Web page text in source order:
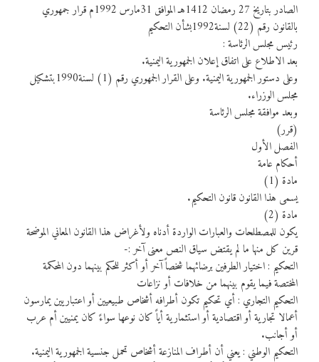
الصادر بتاريخ 27 رمضان 1412هـ الموافق 31مارس 1992م قرار جمهوري
بالقانون رقم (22) لسنة1992بشأن التحكيم
رئيس مجلس الرئاسة :
بعد الاطلاع على اتفاق إعلان الجمهورية اليمنية.
وعلى دستور الجمهورية اليمنية. وعلى القرار الجمهوري رقم (1) لسنة1990بتشكيل
مجلس الوزراء.
وبعد موافقة مجلس الرئاسة
(قرر)
الفصل الأول
أحكام عامة
مادة (1)
يسمى هذا القانون قانون التحكيم.
مادة (2)
يكون للمصطلحات والعبارات الواردة أدناه ولأغراض هذا القانون المعاني الموضحة
قرين كل منها ما لم يقتض سياق النص معنى آخر :-
التحكيم : اختيار الطرفين برضائهما شخصاً آخر أو أكثر للحكم بينهما دون المحكمة
المختصة فيما يقوم بينهما من خلافات أو نزاعات
التحكيم التجاري : أي تحكيم تكون أطرافه أشخاص طبيعيين أو اعتباريين يمارسون
أعمالا تجارية أو اقتصادية أو استثمارية أياً كان نوعها سواءً كان يمنيين أم عرب
أو أجانب.
التحكيم الوطني : يعني أن أطراف المنازعة أشخاص تحمل جنسية الجمهورية اليمنية.